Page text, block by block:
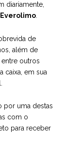
diariamente,
Everolimo
de
além de
outros
caixa, em sua
por uma destas
com o
para receber